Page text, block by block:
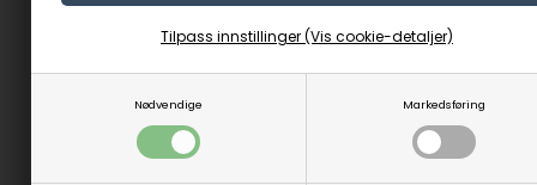
Nødvendige Markedsføring
Tilpass innstillinger (Vis cookie-detaljer)
Evt. leveringskostnader
På lager
Evt. leveringskostnader